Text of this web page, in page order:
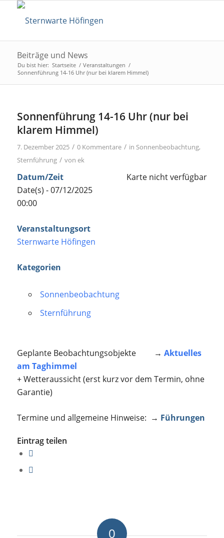
Beiträge und News
Du bist hier: Startseite / Veranstaltungen /
Sonnenführung 14-16 Uhr (nur bei klarem Himmel)
Sonnenführung 14-16 Uhr (nur bei
klarem Himmel)
7. Dezember 2025 / 0 Kommentare / in Sonnenbeobachtung,
Sternführung / von ek
Karte nicht verfügbar
Datum/Zeit
Date(s) - 07/12/2025
00:00
Veranstaltungsort
Sternwarte Höfingen
Kategorien
Sonnenbeobachtung
Sternführung
Geplante Beobachtungsobjekte → Aktuelles
am Taghimmel
+ Wetteraussicht (erst kurz vor dem Termin, ohne
Garantie)
Termine und allgemeine Hinweise: → Führungen
Eintrag teilen
0